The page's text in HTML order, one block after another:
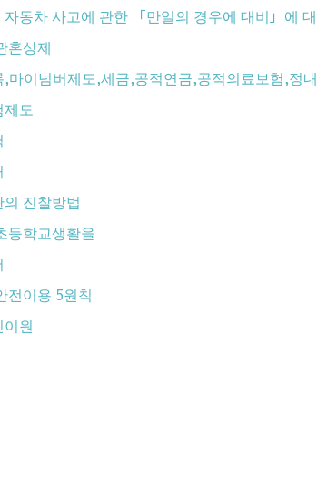
동차 사고에 관한 「만일의 경우에 대비」에
혼상제
마이넘버제도,세금,공적연금,공적의료보험,정
도
진찰방법
등학교생활을
전이용 5원칙
원